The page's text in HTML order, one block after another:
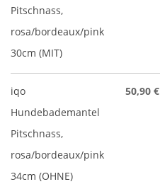
Pitschnass,
rosa/bordeaux/pink
30cm (MIT)
iqo
Hundebademantel
Pitschnass,
rosa/bordeaux/pink
34cm (OHNE)
50,90 €